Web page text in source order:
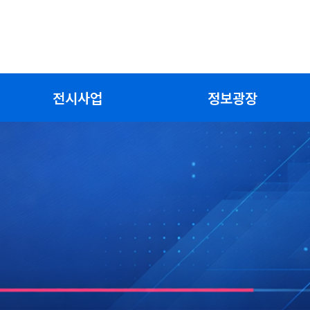
전시사업 정보광장